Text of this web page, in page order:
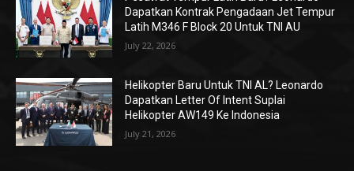
Dapatkan Kontrak Pengadaan Jet Tempur
Latih M346 F Block 20 Untuk TNI AU
July 22, 2026
Helikopter Baru Untuk TNI AL? Leonardo
Dapatkan Letter Of Intent Suplai
Helikopter AW149 Ke Indonesia
July 21, 2026